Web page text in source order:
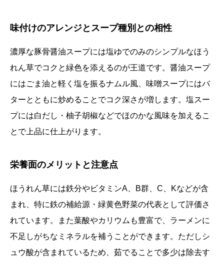
味付けのアレンジとスープ種別との相性
濃厚な豚骨醤油スープには塩ゆでのみのシンプルなほう
れん草でコクと緑色を添えるのが王道です。醤油スープ
にはごま油と軽く塩を振るナムル風、味噌スープにはバ
ターとともに炒めることでコク深さが増します。塩スー
プには白だし・柚子胡椒などでほのかな風味を加えるこ
とで上品に仕上がります。
栄養面のメリットと注意点
ほうれん草には鉄分やビタミンA、B群、C、Kなどが含
まれ、特に鉄の補給源・緑黄色野菜の代表として評価さ
れています。また葉酸やカリウムも豊富で、ラーメンに
不足しがちなミネラルを補うことができます。ただしシ
ュウ酸が含まれているため、茹でることで多少は除去す